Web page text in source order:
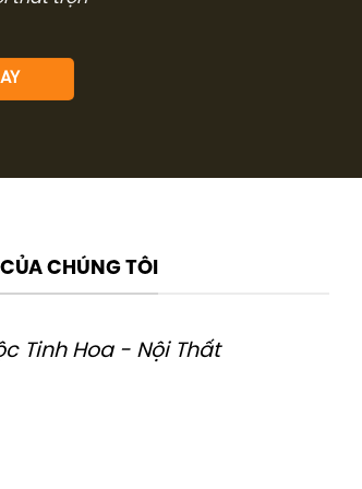
CHÚNG TÔI
Tinh Hoa - Nội Thất